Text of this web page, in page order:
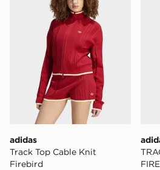
adidas
Track Top Cable Knit
Firebird